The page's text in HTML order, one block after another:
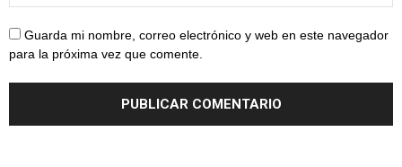
Guarda mi nombre, correo electrónico y web en este navegador
para la próxima vez que comente.